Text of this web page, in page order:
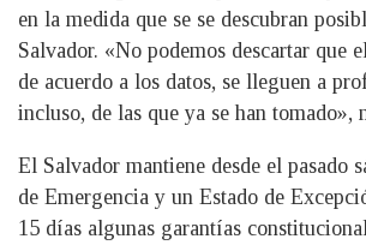
en la medida que se se descubran
Salvador. «No podemos descartar que
de acuerdo a los datos, se lleguen a
incluso, de las que ya se han tomado»,
El Salvador mantiene desde el pasado
de Emergencia y un Estado de
15 días algunas garantías